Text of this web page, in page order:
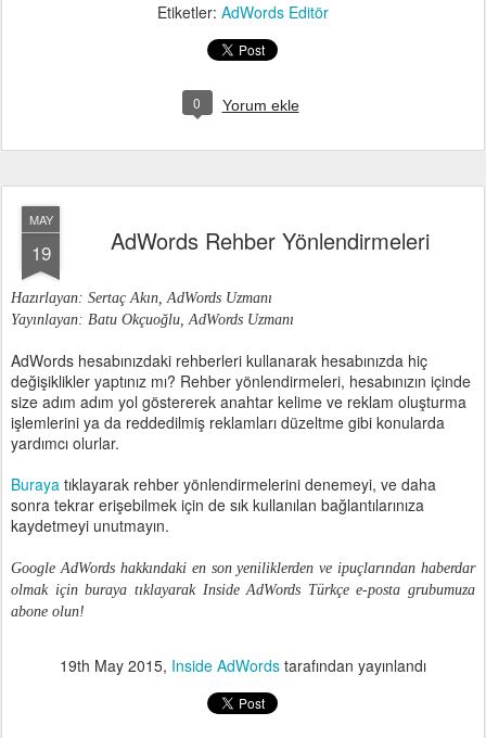
Etiketler: AdWords Editör
0 Yorum ekle
MAY
19 AdWords Rehber Yönlendirmeleri
Hazırlayan: Sertaç Akın, AdWords Uzmanı
Yayınlayan: Batu Okçuoğlu, AdWords Uzmanı
AdWords hesabınızdaki rehberleri kullanarak hesabınızda hiç
değişiklikler yaptınız mı? Rehber yönlendirmeleri, hesabınızın içinde
size adım adım yol göstererek anahtar kelime ve reklam oluşturma
işlemlerini ya da reddedilmiş reklamları düzeltme gibi konularda
yardımcı olurlar.
Buraya tıklayarak rehber yönlendirmelerini denemeyi, ve daha
sonra tekrar erişebilmek için de sık kullanılan bağlantılarınıza
kaydetmeyi unutmayın.
Google AdWords hakkındaki en son yeniliklerden ve ipuçlarından haberdar
olmak için buraya tıklayarak Inside AdWords Türkçe e-posta grubumuza
abone olun!
19th May 2015, Inside AdWords tarafından yayınlandı